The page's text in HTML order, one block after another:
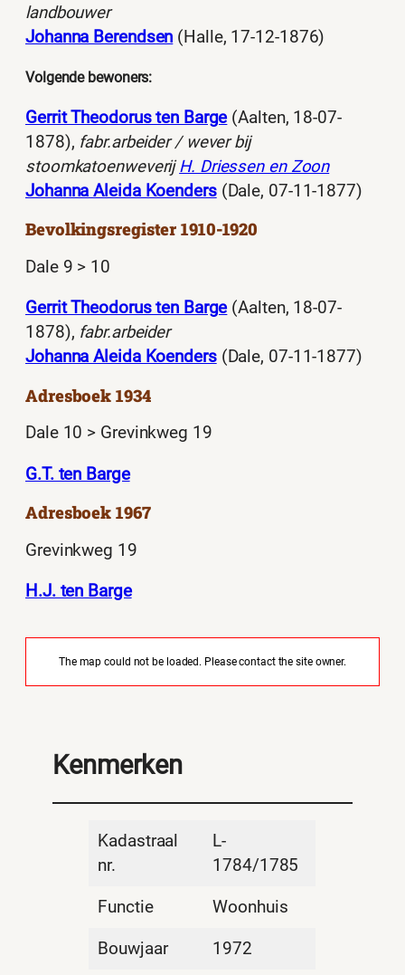
landbouwer
Johanna Berendsen (Halle, 17-12-1876)
Volgende bewoners:
Gerrit Theodorus ten Barge(Aalten, 18-07-
1878), fabr.arbeider / wever bij
stoomkatoenweverijH. Driessen en Zoon
Johanna Aleida Koenders(Dale, 07-11-1877)
Bevolkingsregister 1910-1920
Dale 9 > 10
Gerrit Theodorus ten Barge(Aalten, 18-07-
1878), fabr.arbeider
Johanna Aleida Koenders(Dale, 07-11-1877)
Adresboek 1934
Dale 10 > Grevinkweg 19
G.T. ten Barge
Adresboek 1967
Grevinkweg 19
H.J. ten Barge
The map could not be loaded. Please contact the site owner.
Kenmerken
Kadastraal
nr.
L-
1784/1785
Functie Woonhuis
Bouwjaar 1972